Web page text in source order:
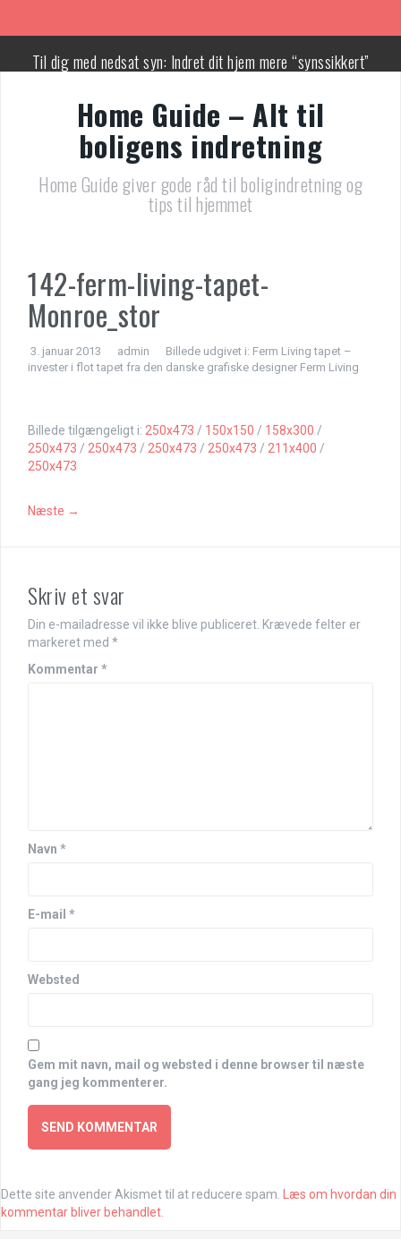
Til dig med nedsat syn: Indret dit hjem mere “synssikkert”
Forandringen i hjemmearbejde: Hvad sker der når virksomheden
vil have dig tilbage på kontoret?
Er dit hjem klar til en lille ny? En guide til sikkerheden af en
børnelås
Din tjekliste til den store flyttedag
De 5 største fejl, byggesagkyndige typisk finder i danske
Home Guide – Alt til
boligens indretning
Home Guide giver gode råd til boligindretning og
tips til hjemmet
142-ferm-living-tapet-
Monroe_stor
3. januar 2013 admin Billede udgivet i: Ferm Living tapet –
invester i flot tapet fra den danske grafiske designer Ferm Living
Billede tilgængeligt i: 250x473 / 150x150 / 158x300 /
250x473 / 250x473 / 250x473 / 250x473 / 211x400 /
250x473
Næste →
Skriv et svar
Din e-mailadresse vil ikke blive publiceret. Krævede felter er
markeret med *
Kommentar *
Navn *
E-mail *
Websted
Gem mit navn, mail og websted i denne browser til næste
gang jeg kommenterer.
Dette site anvender Akismet til at reducere spam.
Læs om hvordan din
kommentar bliver behandlet